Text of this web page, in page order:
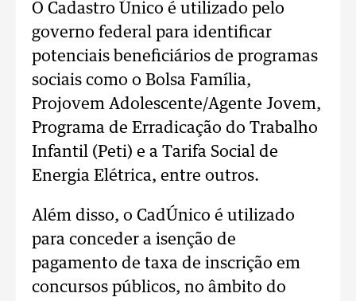
O Cadastro Único é utilizado pelo
governo federal para identificar
potenciais beneficiários de programas
sociais como o Bolsa Família,
Projovem Adolescente/Agente Jovem,
Programa de Erradicação do Trabalho
Infantil (Peti) e a Tarifa Social de
Energia Elétrica, entre outros.
Além disso, o CadÚnico é utilizado
para conceder a isenção de
pagamento de taxa de inscrição em
concursos públicos, no âmbito do